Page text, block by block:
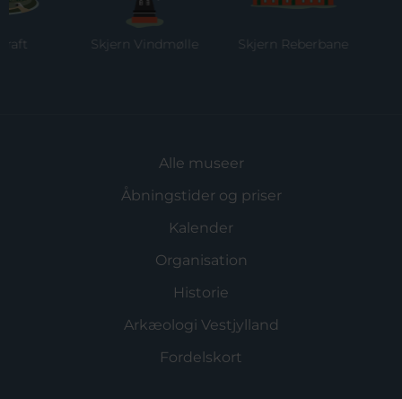
Skjern Vindmølle Skjern Reberbane
Alle museer
Åbningstider og priser
Kalender
Organisation
Historie
Arkæologi Vestjylland
Fordelskort